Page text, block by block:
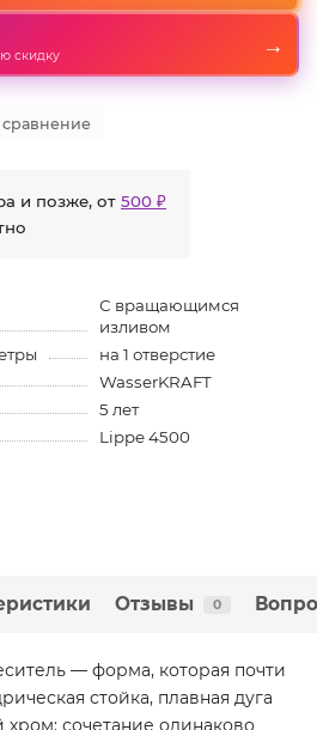
скидку →
сравнение
и позже, от 500 ₽
С вращающимся
изливом
на 1 отверстие
WasserKRAFT
5 лет
Lippe 4500
Отзывы 0
— форма, которая почти
стойка, плавная дуга
сочетание одинаково